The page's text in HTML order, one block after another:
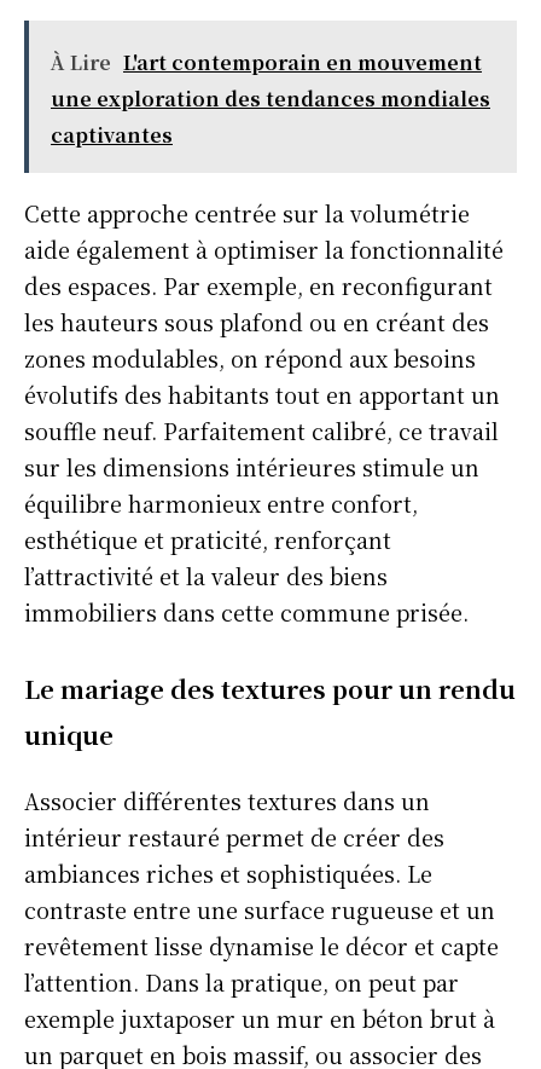
À Lire L'art contemporain en mouvement
une exploration des tendances mondiales
captivantes
Cette approche centrée sur la volumétrie
aide également à optimiser la fonctionnalité
des espaces. Par exemple, en reconfigurant
les hauteurs sous plafond ou en créant des
zones modulables, on répond aux besoins
évolutifs des habitants tout en apportant un
souffle neuf. Parfaitement calibré, ce travail
sur les dimensions intérieures stimule un
équilibre harmonieux entre confort,
esthétique et praticité, renforçant
l’attractivité et la valeur des biens
immobiliers dans cette commune prisée.
Le mariage des textures pour un rendu
unique
Associer différentes textures dans un
intérieur restauré permet de créer des
ambiances riches et sophistiquées. Le
contraste entre une surface rugueuse et un
revêtement lisse dynamise le décor et capte
l’attention. Dans la pratique, on peut par
exemple juxtaposer un mur en béton brut à
un parquet en bois massif, ou associer des